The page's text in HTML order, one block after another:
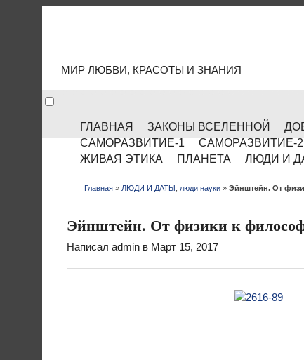
МИР ЛЮБВИ, КРАСОТЫ И ЗНАНИЯ
ГЛАВНАЯ ЗАКОНЫ ВСЕЛЕННОЙ
САМОРАЗВИТИЕ-1
САМОРАЗВИТИЕ-2
ЖИВАЯ ЭТИКА
ПЛАНЕТА ЛЮДИ И
Главная » ЛЮДИ И ДАТЫ люди науки » Эйнштейн. От
Эйнштейн. От физики к
Написал admin в Март 15, 2017